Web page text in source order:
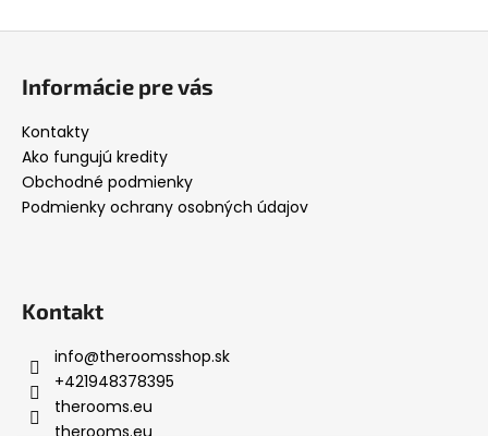
Informácie pre vás
Kontakty
Ako fungujú kredity
Obchodné podmienky
Podmienky ochrany osobných údajov
Kontakt
info@theroomsshop.sk
+421948378395
therooms.eu
therooms.eu